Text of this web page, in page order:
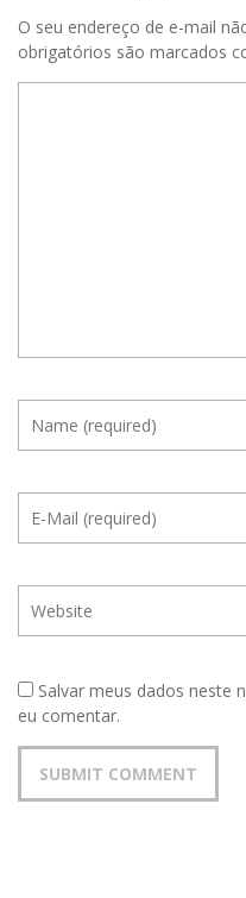
O seu endereço de e-mail
obrigatórios são marcados
Salvar meus dados neste
eu comentar.